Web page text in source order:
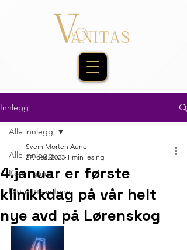
Innlegg
Alle innlegg
Kom i gang
Ditt nettsamfunn
Alle innlegg
4.januar er første
klinikkdag på vår helt
nye avd på Lørenskog
Svein Morten Aune
27. des. 2023 1 min lesing